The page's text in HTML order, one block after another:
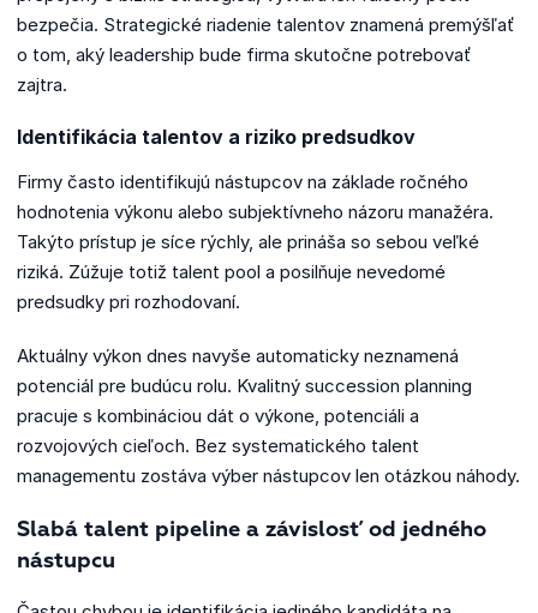
bezpečia. Strategické riadenie talentov znamená premýšľať
o tom, aký leadership bude firma skutočne potrebovať
zajtra.
Identifikácia talentov a riziko predsudkov
Firmy často identifikujú nástupcov na základe ročného
hodnotenia výkonu alebo subjektívneho názoru manažéra.
Takýto prístup je síce rýchly, ale prináša so sebou veľké
riziká. Zúžuje totiž talent pool a posilňuje nevedomé
predsudky pri rozhodovaní.
Aktuálny výkon dnes navyše automaticky neznamená
potenciál pre budúcu rolu. Kvalitný succession planning
pracuje s kombináciou dát o výkone, potenciáli a
rozvojových cieľoch. Bez systematického talent
managementu zostáva výber nástupcov len otázkou náhody.
Slabá talent pipeline a závislosť od jedného
nástupcu